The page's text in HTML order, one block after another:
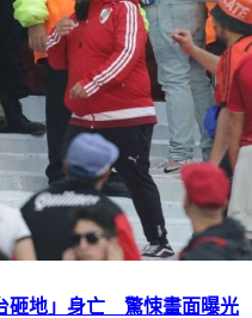
砸地」身亡 驚悚畫面曝光